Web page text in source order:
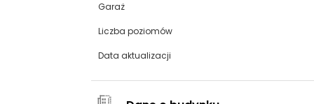
Garaż
Liczba poziomów
Data aktualizacji